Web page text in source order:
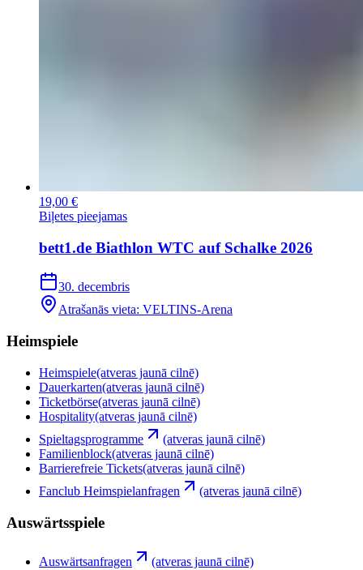
19,00 €
Biļetes pieejamas
bett1.de Biathlon WTC auf Schalke 2026
30. decembris
Atrašanās vieta: VELTINS-Arena
Heimspiele
Heimspiele(atveras jaunā cilnē)
Dauerkarten(atveras jaunā cilnē)
Ticketbörse(atveras jaunā cilnē)
Hospitality(atveras jaunā cilnē)
Spieltagsprogramme
(atveras jaunā cilnē)
Familienblock(atveras jaunā cilnē)
Barrierefreie Tickets(atveras jaunā cilnē)
Fanclub Heimspielanfragen
(atveras jaunā cilnē)
Auswärtsspiele
Auswärtsanfragen
(atveras jaunā cilnē)